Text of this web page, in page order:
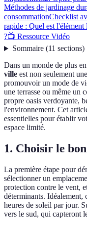
Méthodes de jardinage
consommationChecklist
rapide : Quel est
?📺 Ressource Vidéo
Sommaire(11 sections)
Dans un monde de plus
ville est non seulement
promouvoir un mode de
une terrasse ou même un
propre oasis verdoyante,
l'environnement. Cet
essentielles pour établir
espace limité.
1. Choisir le
La première étape pour
sélectionner un
protection contre le vent,
déterminants.
heures de soleil par jour.
vers le sud, qui capteront